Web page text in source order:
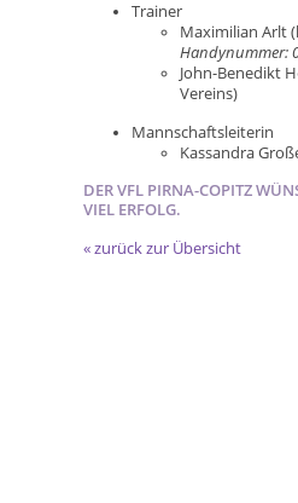
Trainer
Maximilian Arlt
Handynummer:
John-Benedikt
Vereins)
Mannschaftsleiterin
Kassandra
DER VFL PIRNA-COPITZ
VIEL ERFOLG.
« zurück zur Übersicht